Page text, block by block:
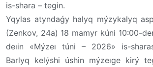
is-shara – tegin.
Yqylas atyndaǵy halyq mýzykalyq
(Zenkov, 24a) 18 mamyr kúni 10:00-
deıin «Mýzeı túni – 2026» is-
Barlyq kelýshi úshin mýzeıge kirý